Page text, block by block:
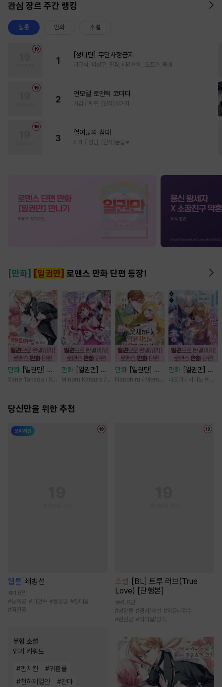
관심 장르 주간 랭킹
웹툰 만화 소설
1
[성비단] 무단사정금지
마규식, 피상구, 진월, 테리야끼, 오프카, 뚱개
2
언모럴 로맨틱 코미디
가감 / 쌔우, (원작)곽겨자
3
열여덟의 침대
자태 / 청담, (원작)문슬로
[만화] [일권만] 로맨스 만화 단편 등장!
만화
[일권만] 매
료 마법에 걸린 척
사랑꾼이 되었습니
Sane Takada / Koki Fuyutsuki
만화
[일권만] 기
억상실 악역 영애
니에게서 도망칠
Minoru Katsura / Mizune
만화
[일권만] 웃
지 않는 약혼자님
Nanohiru / Memeko
만화
[일권만] 모
든 것을 포기한 평
나츠미 / 시바노 이즈미
당신만을 위한 추천
웹툰 쇄빙선
1.6만
#능욕공 #미인수 #동정공 #현대물
#직진공
무협 소설
인기 키워드
#먼치킨 #귀환물
#천하제일인 #천마
소설 [BL] 트루 러브(True
Love) [단행본]
6.8만
#성장물 #정치/재벌 #외유내강수
#헌신공 #라이벌/앙숙